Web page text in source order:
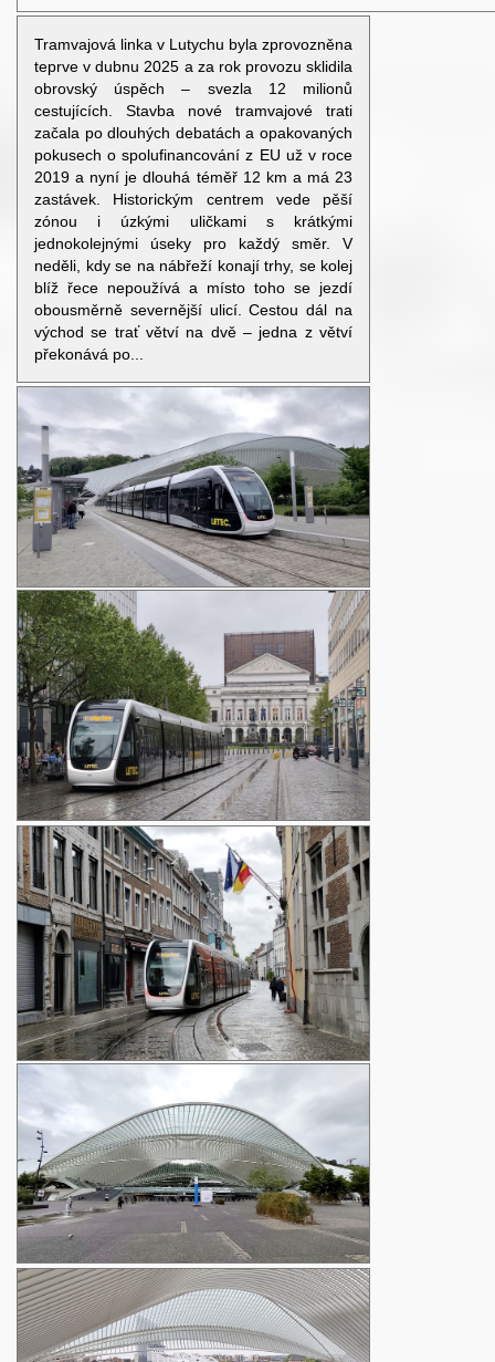
Tramvajová linka v Lutychu byla zprovozněna
teprve v dubnu 2025 a za rok provozu sklidila
obrovský úspěch – svezla 12 milionů
cestujících. Stavba nové tramvajové trati
začala po dlouhých debatách a opakovaných
pokusech o spolufinancování z EU už v roce
2019 a nyní je dlouhá téměř 12 km a má 23
zastávek. Historickým centrem vede pěší
zónou i úzkými uličkami s krátkými
jednokolejnými úseky pro každý směr. V
neděli, kdy se na nábřeží konají trhy, se kolej
blíž řece nepoužívá a místo toho se jezdí
obousměrně severnější ulicí. Cestou dál na
východ se trať větví na dvě – jedna z větví
překonává po...